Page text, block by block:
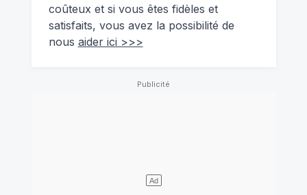
coûteux et si vous êtes fidèles et
satisfaits, vous avez la possibilité de
nous aider ici >>>